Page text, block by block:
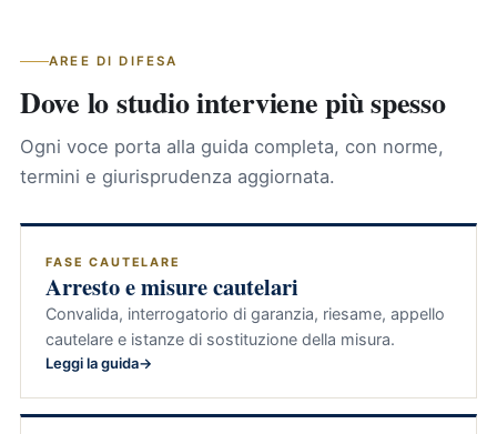
AREE DI DIFESA
Dove lo studio interviene più spesso
Ogni voce porta alla guida completa, con norme,
termini e giurisprudenza aggiornata.
FASE CAUTELARE
Arresto e misure cautelari
Convalida, interrogatorio di garanzia, riesame, appello
cautelare e istanze di sostituzione della misura.
Leggi la guida